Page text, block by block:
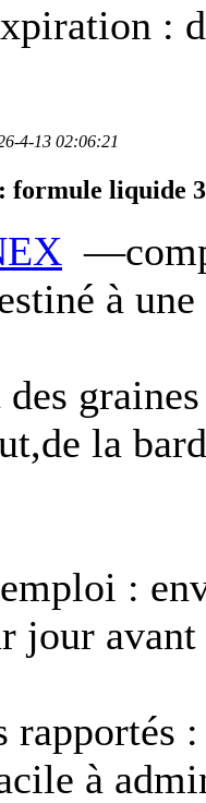
:
4-13 02:06:21
formule liquide
à
la
:
jour avant
rapportés
à